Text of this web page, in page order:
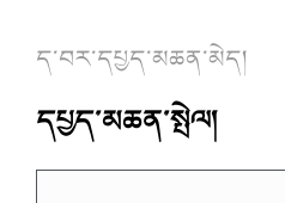
ད་བར་དཔྱད་མཆན་མེད།
དཔྱད་མཆན་སྤེལ།